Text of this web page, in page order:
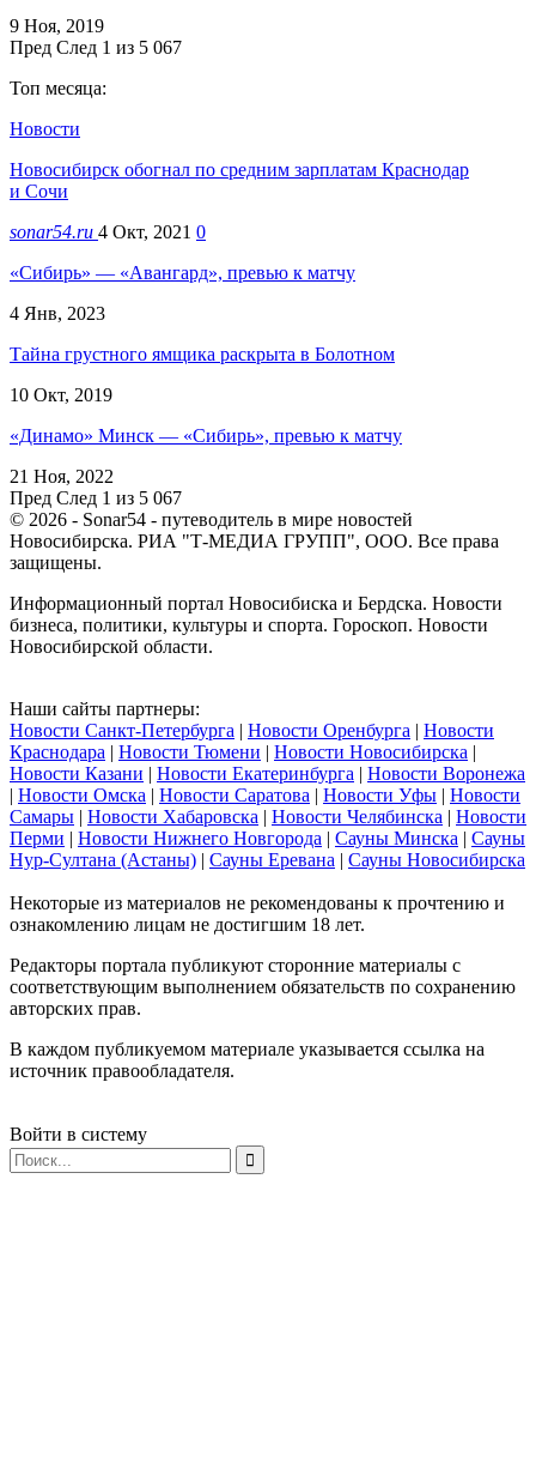
9 Ноя, 2019
Пред След 1 из 5 067
Топ месяца:
Новости
Новосибирск обогнал по средним зарплатам Краснодар
и Сочи
sonar54.ru 4 Окт, 2021 0
«Сибирь» — «Авангард», превью к матчу
4 Янв, 2023
Тайна грустного ямщика раскрыта в Болотном
10 Окт, 2019
«Динамо» Минск — «Сибирь», превью к матчу
21 Ноя, 2022
Пред След 1 из 5 067
© 2026 - Sonar54 - путеводитель в мире новостей
Новосибирска. РИА "Т-МЕДИА ГРУПП", ООО. Все права
защищены.
Информационный портал Новосибиска и Бердска. Новости
бизнеса, политики, культуры и спорта. Гороскоп. Новости
Новосибирской области.
Наши сайты партнеры:
Новости Санкт-Петербурга | Новости Оренбурга | Новости
Краснодара | Новости Тюмени | Новости Новосибирска |
Новости Казани | Новости Екатеринбурга | Новости Воронежа
| Новости Омска | Новости Саратова | Новости Уфы | Новости
Самары | Новости Хабаровска | Новости Челябинска | Новости
Перми | Новости Нижнего Новгорода | Сауны Минска | Сауны
Нур-Султана (Астаны) | Сауны Еревана | Сауны Новосибирска
Некоторые из материалов не рекомендованы к прочтению и
ознакомлению лицам не достигшим 18 лет.
Редакторы портала публикуют сторонние материалы с
соответствующим выполнением обязательств по сохранению
авторских прав.
В каждом публикуемом материале указывается ссылка на
источник правообладателя.
Войти в систему